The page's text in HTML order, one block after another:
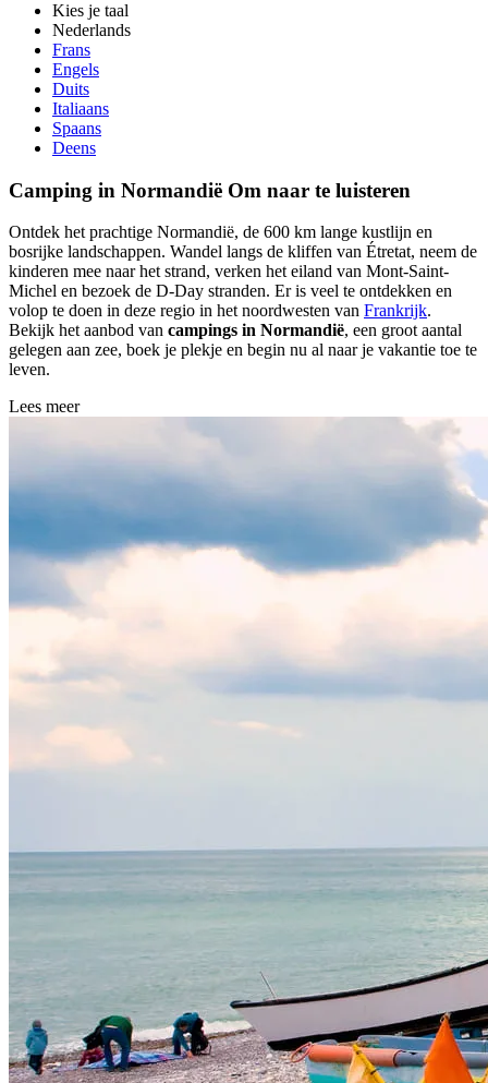
Kies je taal
Nederlands
Frans
Engels
Duits
Italiaans
Spaans
Deens
Camping in Normandië Om naar te luisteren
Ontdek het prachtige Normandië, de 600 km lange kustlijn en
bosrijke landschappen. Wandel langs de kliffen van Étretat, neem de
kinderen mee naar het strand, verken het eiland van Mont-Saint-
Michel en bezoek de D-Day stranden. Er is veel te ontdekken en
volop te doen in deze regio in het noordwesten van Frankrijk.
Bekijk het aanbod van campings in Normandië, een groot aantal
gelegen aan zee, boek je plekje en begin nu al naar je vakantie toe te
leven.
Lees meer